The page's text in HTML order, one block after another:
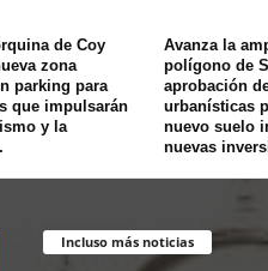
de Coy
zona
parking para
que impulsarán
y la
Avanza la
polígono de
aprobación
urbanísticas
nuevo suelo
nuevas
Incluso más noticias